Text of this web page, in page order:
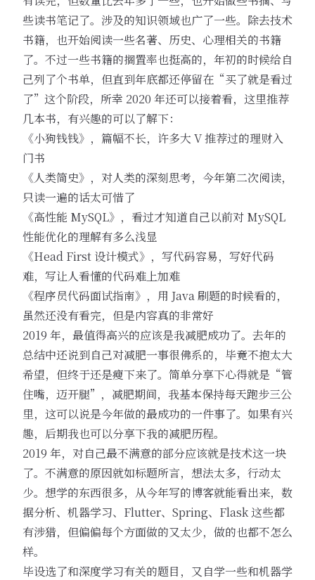
些读书笔记了。涉及的知识领域也广了一些。除去技术
书籍，也开始阅读一些名著、历史、心理相关的书籍
了。不过一些书籍的搁置率也挺高的，年初的时候给自
己列了个书单，但直到年底都还停留在“买了就是看过
了”这个阶段，所幸 2020 年还可以接着看，这里推荐
几本书，有兴趣的可以了解下：
《小狗钱钱》，篇幅不长，许多大 V 推荐过的理财入
门书
《人类简史》，对人类的深刻思考，今年第二次阅读，
只读一遍的话太可惜了
《高性能 MySQL》，看过才知道自己以前对 MySQL
性能优化的理解有多么浅显
《Head First 设计模式》，写代码容易，写好代码
难，写让人看懂的代码难上加难
《程序员代码面试指南》，用 Java 刷题的时候看的，
虽然还没有看完，但是内容真的非常好
2019 年，最值得高兴的应该是我减肥成功了。去年的
总结中还说到自己对减肥一事很佛系的，毕竟不抱太大
希望，但终于还是瘦下来了。简单分享下心得就是“管
住嘴，迈开腿”，减肥期间，我基本保持每天跑步三公
里，这可以说是今年做的最成功的一件事了。如果有兴
趣，后期我也可以分享下我的减肥历程。
2019 年，对自己最不满意的部分应该就是技术这一块
了。不满意的原因就如标题所言，想法太多，行动太
少。想学的东西很多，从今年写的博客就能看出来，数
据分析、机器学习、Flutter、Spring、Flask 这些都
有涉猎，但偏偏每个方面做的又太少，做的也都不怎么
样。
毕设选了和深度学习有关的题目，又自学一些和机器学